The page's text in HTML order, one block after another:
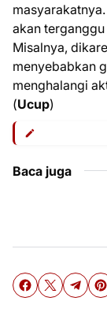
akan
Misalnya,
menyebabkan
menghalangi
(Ucup)
Baca juga